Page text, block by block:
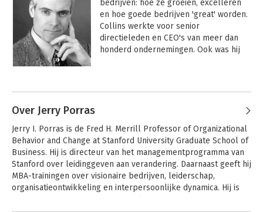
bedrijven: hoe ze groeien, excelleren
en hoe goede bedrijven 'great' worden.
Collins werkte voor senior
directieleden en CEO's van meer dan
honderd ondernemingen. Ook was hij
Stanford University. Bovendien heeft hij
Colorado en de Peter F. Drucker
Graduate School of Management
(Claremont Graduate University).
Over Jerry Porras
Jerry I. Porras is de Fred H. Merrill Professor of Organizational
Behavior and Change at Stanford University Graduate School of
Business. Hij is directeur van het managementprogramma van
Stanford over leidinggeven aan verandering. Daarnaast geeft hij
MBA-trainingen over visionaire bedrijven, leiderschap,
organisatieontwikkeling en interpersoonlijke dynamica. Hij is